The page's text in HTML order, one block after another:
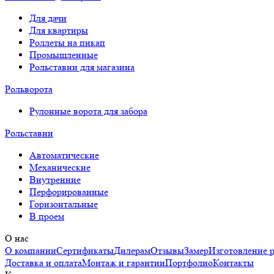
Для дачи
Для квартиры
Роллеты на пикап
Промышленные
Рольставни для магазина
Рольворота
Рулонные ворота для забора
Рольставни
Автоматические
Механические
Внутренние
Перфорированные
Горизонтальные
В проем
О нас
О компанииСертификатыДилерамОтзывыЗамерИзготовление
Доставка и оплатаМонтаж и гарантииПортфолиоКонтакты